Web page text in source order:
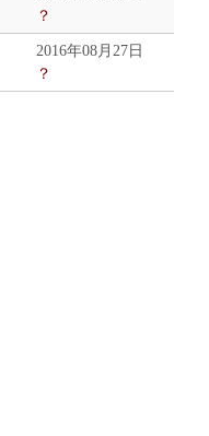
？
2016年08月27日
？